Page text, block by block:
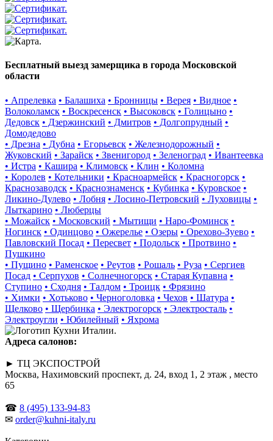
Бесплатный выезд замерщика в города Московской
области
• Апрелевка • Балашиха • Бронницы • Верея • Видное •
Волоколамск • Воскресенск • Высоковск • Голицыно •
Дедовск • Дзержинский • Дмитров • Долгопрудный •
Домодедово
• Дрезна • Дубна • Егорьевск • Железнодорожный •
Жуковский • Зарайск • Звенигород • Зеленоград • Ивантеевка
• Истра • Кашира • Климовск • Клин • Коломна
• Королев • Котельники • Красноармейск • Красногорск •
Краснозаводск • Краснознаменск • Кубинка • Куровское •
Ликино-Дулево • Лобня • Лосино-Петровский • Луховицы •
Лыткарино • Люберцы
• Можайск • Московский • Мытищи • Наро-Фоминск •
Ногинск • Одинцово • Ожерелье • Озеры • Орехово-Зуево •
Павловский Посад • Пересвет • Подольск • Протвино •
Пушкино
• Пущино • Раменское • Реутов • Рошаль • Руза • Сергиев
Посад • Серпухов • Солнечногорск • Старая Купавна •
Ступино • Сходня • Талдом • Троицк • Фрязино
• Химки • Хотьково • Черноголовка • Чехов • Шатура •
Щелково • Щербинка • Электрогорск • Электросталь •
Электроугли • Юбилейный • Яхрома
Адреса салонов:
► ТЦ ЭКСПОСТРОЙ
Москва, Нахимовский проспект, д. 24, вход 1, 2 этаж , место
65
☎ 8 (495) 133-94-83
✉ order@kuhni-italy.ru